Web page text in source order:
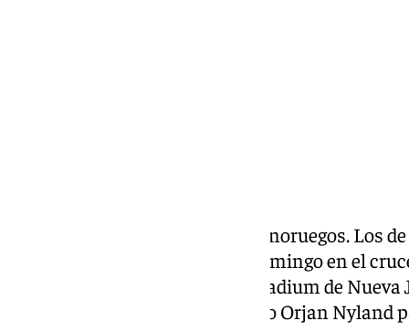
Primero le tocaba el turno a los noruegos. Los
eliminaron (1-2) a Brasil este domingo en el
2026 celebrado en el MetLife Stadium de
destacada de Erling y del portero Orjan Nyland